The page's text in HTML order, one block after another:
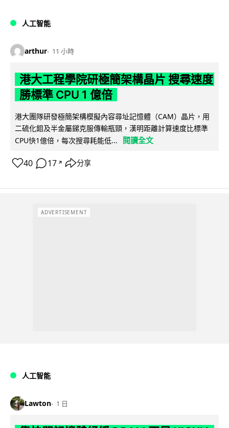
人工智能
arthur 11 小時
港大工程學院研極簡架構晶片 搜尋速度
勝標準 CPU 1 億倍
港大團隊研發極簡架構模擬內容尋址記憶體（CAM）晶片，用
二硫化鉬及半金屬銻克服傳輸瓶頸，漢明距離計算速度比標準
CPU快1億倍，每次搜尋耗能低...
閱讀全文
40 17 ↗ 分享
ADVERTISEMENT
人工智能
Lawton 1 日